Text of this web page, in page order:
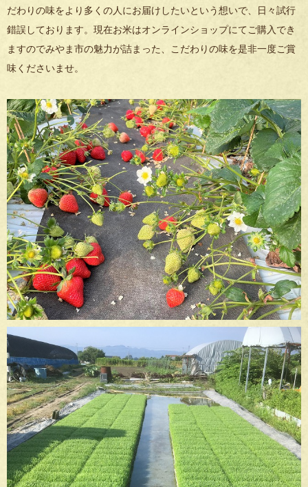
だわりの味をより多くの人にお届けしたいという想いで、日々試行
錯誤しております。現在お米はオンラインショップにてご購入でき
ますのでみやま市の魅力が詰まった、こだわりの味を是非一度ご賞
味くださいませ。